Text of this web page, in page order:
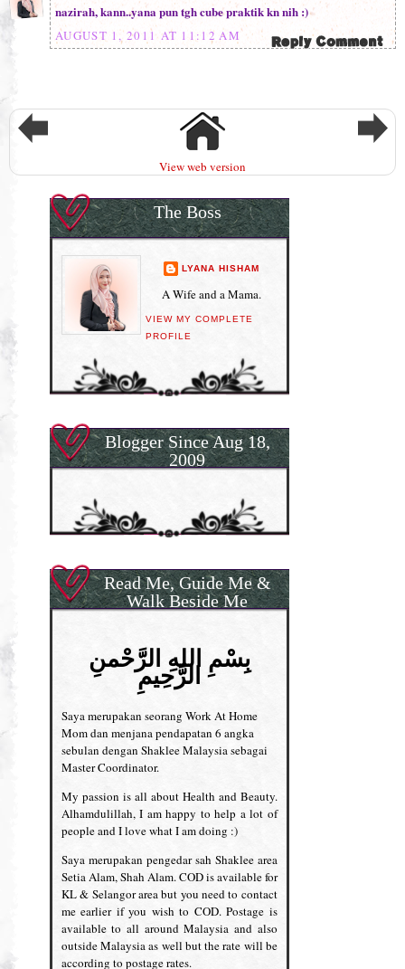
nazirah, kann..yana pun tgh cube praktik kn nih :)
AUGUST 1, 2011 AT 11:12 AM
View web version
The Boss
LYANA HISHAM
A Wife and a Mama.
VIEW MY COMPLETE
PROFILE
Blogger Since Aug 18,
2009
Read Me, Guide Me &
Walk Beside Me
بِسْمِ اللهِ الرَّحْمنِ
الرَّحِيمِ
Saya merupakan seorang Work At Home
Mom dan menjana pendapatan 6 angka
sebulan dengan Shaklee Malaysia sebagai
Master Coordinator.
My passion is all about Health and Beauty.
Alhamdulillah, I am happy to help a lot of
people and I love what I am doing :)
Saya merupakan pengedar sah Shaklee area
Setia Alam, Shah Alam. COD is available for
KL & Selangor area but you need to contact
me earlier if you wish to COD. Postage is
available to all around Malaysia and also
outside Malaysia as well but the rate will be
according to postage rates.